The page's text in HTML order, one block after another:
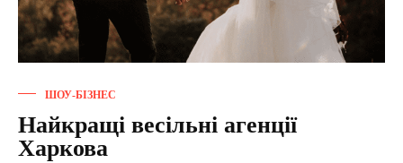
ШОУ-БІЗНЕС
Найкращі весільні агенції
Харкова